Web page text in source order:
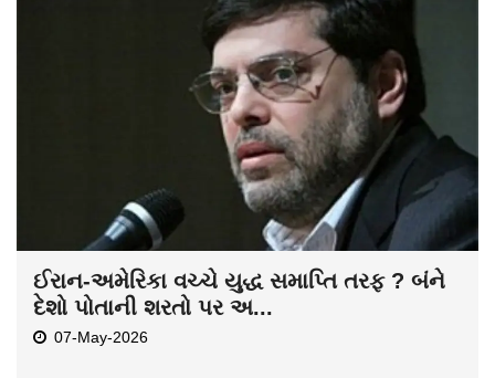
ઈરાન-અમેરિકા વચ્ચે યુદ્ધ સમાપ્તિ તરફ ? બંને
દેશો પોતાની શરતો પર અ...
07-May-2026